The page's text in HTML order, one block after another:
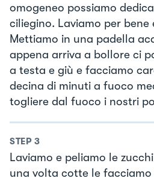
omogeneo possiamo
ciliegino. Laviamo per bene
Mettiamo in una padella
appena arriva a bollore ci
a testa e giù e facciamo
decina di minuti a fuoco
togliere dal fuoco i nostri
STEP 3
Laviamo e peliamo le
una volta cotte le facciamo